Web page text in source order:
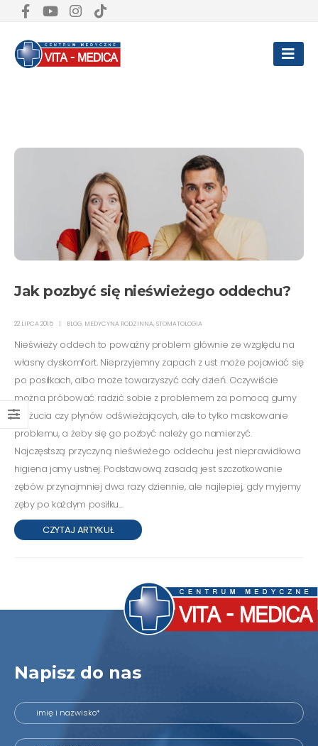
Jak pozbyć się nieświeżego oddechu?
22 LIPCA 2015 BLOG, MEDYCYNA RODZINNA, STOMATOLOGIA
Nieświeży oddech to poważny problem głównie ze względu na
własny dyskomfort. Nieprzyjemny zapach z ust może pojawiać się
po posiłkach, albo może towarzyszyć cały dzień. Oczywiście
można próbować radzić sobie z problemem za pomocą gumy
do żucia czy płynów odświeżających, ale to tylko maskowanie
problemu, a żeby się go pozbyć należy go namierzyć.
Najczęstszą przyczyną nieświeżego oddechu jest nieprawidłowa
higiena jamy ustnej. Podstawową zasadą jest szczotkowanie
zębów przynajmniej dwa razy dziennie, ale najlepiej, gdy myjemy
zęby po każdym posiłku....
CZYTAJ ARTYKUŁ
Napisz do nas